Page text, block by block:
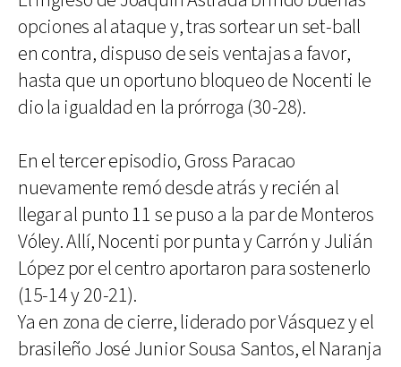
opciones al ataque y, tras sortear un set-ball
en contra, dispuso de seis ventajas a favor,
hasta que un oportuno bloqueo de Nocenti le
dio la igualdad en la prórroga (30-28).
En el tercer episodio, Gross Paracao
nuevamente remó desde atrás y recién al
llegar al punto 11 se puso a la par de Monteros
Vóley. Allí, Nocenti por punta y Carrón y Julián
López por el centro aportaron para sostenerlo
(15-14 y 20-21).
Ya en zona de cierre, liderado por Vásquez y el
brasileño José Junior Sousa Santos, el Naranja